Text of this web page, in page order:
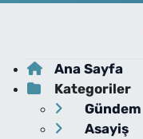
Ana Sayfa
Kategoriler
Gündem
Asayiş